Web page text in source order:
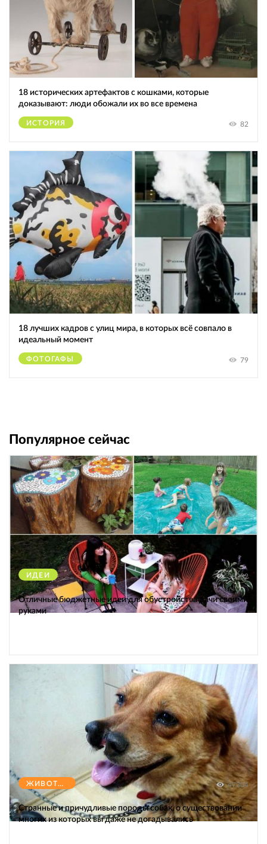
18 исторических артефактов с кошками, которые
доказывают: люди обожали их во все времена
ИСТОРИЯ 82
18 лучших кадров с улиц мира, в которых всё совпало в
идеальный момент
ФОТОГАФЫ 79
Популярное сейчас
ИДЕИ 38302
Отличные бюджетные идеи для обустройства дачи своими
руками
ЖИВОТНЫЕ 47304
Странные и причудливые породы собак, о существовании
многих из которых вы даже не догадывались